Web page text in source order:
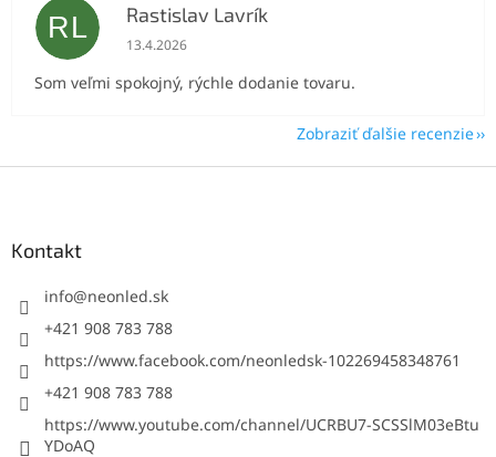
RL Rastislav Lavrík
Hodnotenie obchodu je 5 z 5 hviezdičiek.
13.4.2026
Som veľmi spokojný, rýchle dodanie tovaru.
Zobraziť ďalšie recenzie
Kontakt
info@neonled.sk
+421 908 783 788
https://www.facebook.com/neonledsk-102269458348761
+421 908 783 788
https://www.youtube.com/channel/UCRBU7-SCSSlM03eBtu
YDoAQ